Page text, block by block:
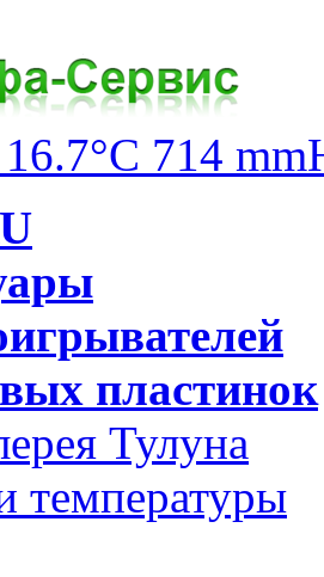
714
пластинок
Тулуна
температуры